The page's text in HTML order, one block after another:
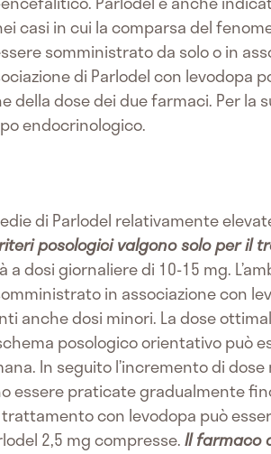
casi in cui la comparsa del
somministrato da solo o in
di Parlodel con levodopa
dose dei due farmaci. Per la
endocrinologico.
di Parlodel relativamente
posologici valgono solo per il
dosi giornaliere di 10-15 mg.
in associazione con
anche dosi minori. La dose
posologico orientativo può
In seguito l’incremento di
essere praticate gradualmente
con levodopa può
2,5 mg compresse.Il farmaco